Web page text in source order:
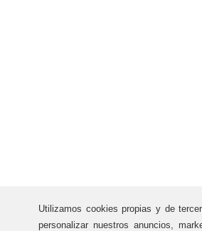
Utilizamos cookies propias y de
personalizar nuestros anuncios,